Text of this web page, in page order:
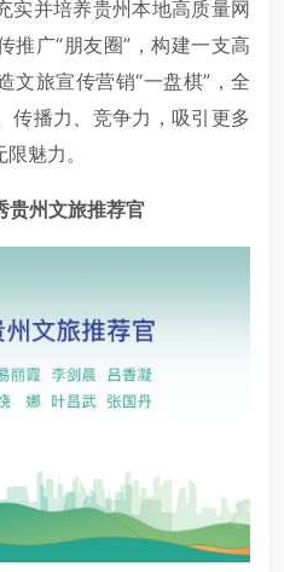
实并培养贵州本地高质量网
推广“朋友圈”，构建一支高
文旅宣传营销“一盘棋”，全
传播力、竞争力，吸引更多
魅力。
州文旅推荐官